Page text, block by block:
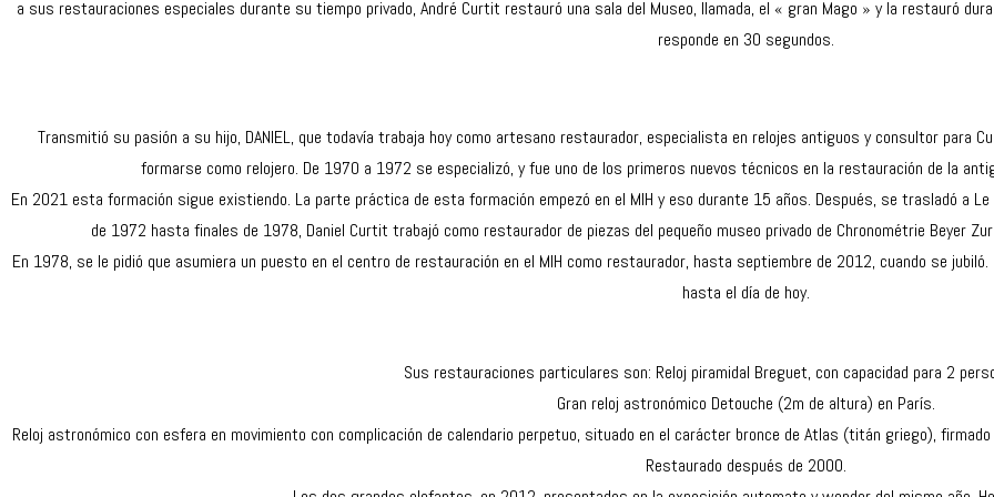
a sus restauraciones especiales durante su tiempo privado, André Curtit restauró una sala del Museo, llamada, el « gran Mago » y la restauró
responde en 30 segundos.
Transmitió su pasión a su hijo, DANIEL, que todavía trabaja hoy como artesano restaurador, especialista en relojes antiguos y consultor para
formarse como relojero. De 1970 a 1972 se especializó, y fue uno de los primeros nuevos técnicos en la restauración de la
En 2021 esta formación sigue existiendo. La parte práctica de esta formación empezó en el MIH y eso durante 15 años. Después, se trasladó a
de 1972 hasta finales de 1978, Daniel Curtit trabajó como restaurador de piezas del pequeño museo privado de Chronométrie Beyer
En 1978, se le pidió que asumiera un puesto en el centro de restauración en el MIH como restaurador, hasta septiembre de 2012, cuando se
hasta el día de hoy.
Sus restauraciones particulares son: Reloj piramidal Breguet, con capacidad para 2
Gran reloj astronómico Detouche (2m de altura) en París.
Reloj astronómico con esfera en movimiento con complicación de calendario perpetuo, situado en el carácter bronce de Atlas (titán griego),
Restaurado después de 2000.